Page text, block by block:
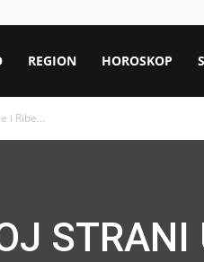
REGION HOROSKOP
i Ribe...
STRANI